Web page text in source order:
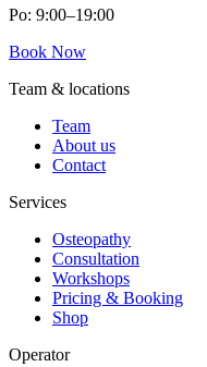
Po: 9:00–19:00
Book Now
Team & locations
Team
About us
Contact
Services
Osteopathy
Consultation
Workshops
Pricing & Booking
Shop
Operator